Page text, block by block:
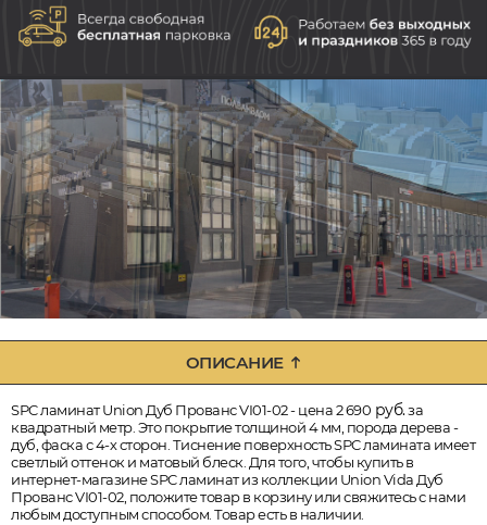
ОПИСАНИЕ
SPC ламинат Union Дуб Прованс VI01-02 - цена 2 690 руб.за
квадратный метр. Это покрытие толщиной 4 мм, порода дерева -
дуб, фаска с 4-х сторон. Тиснение поверхность SPC ламината имеет
светлый оттенок и матовый блеск. Для того, чтобы купить в
интернет-магазине SPC ламинат из коллекции Union Vida Дуб
Прованс VI01-02, положите товар в корзину или свяжитесь с нами
любым доступным способом. Товар есть в наличии.